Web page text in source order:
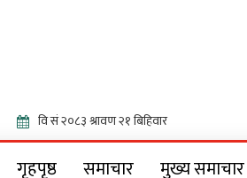
गृहपृष्ठ समाचार मुख्य समाचार